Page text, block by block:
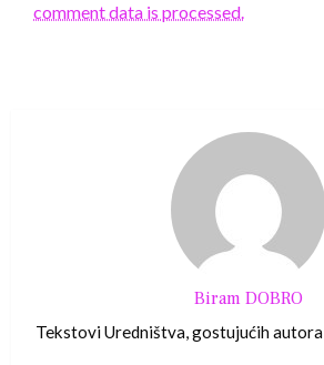
comment data is processed.
Biram DOBRO
Tekstovi Uredništva, gostujućih